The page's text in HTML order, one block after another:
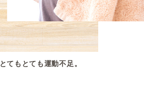
とてもとても運動不足。